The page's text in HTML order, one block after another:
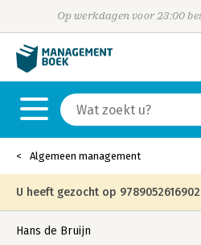
Op werkdagen voor 23:00
Algemeen management
U heeft gezocht op
niet meer in die editie leverbaar
Hans de Bruijn